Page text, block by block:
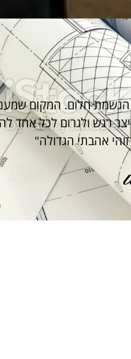
הגשמת חלום. המקום
רגש ולגרום לכל אחד
אהבתי הגדולה"